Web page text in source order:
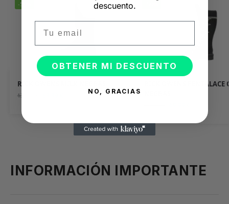
-50%
RICK OWENS MILK NEGRAS
139,98
RICK OWENS PENTALACE
INFORMACIÓN IMPORTANTE
descuento.
OBTENER MI DESCUENTO
NO, GRACIAS